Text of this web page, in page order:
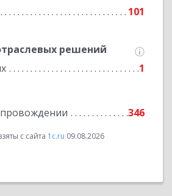
101
решений
1
346
с сайта 1c.ru 09.08.2026